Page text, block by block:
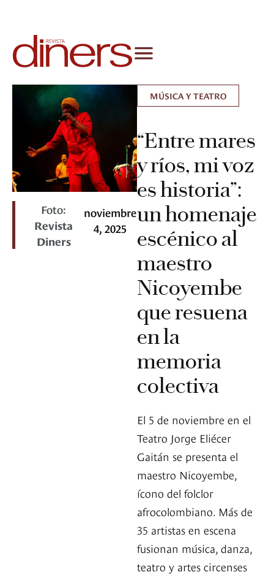
Foto:
Revista
Diners
noviembre
4, 2025
MÚSICA Y TEATRO
“Entre mares
y ríos, mi voz
es historia”:
un homenaje
escénico al
maestro
Nicoyembe
que resuena
en la
memoria
colectiva
El 5 de noviembre en el
Teatro Jorge Eliécer
Gaitán se presenta el
maestro Nicoyembe,
ícono del folclor
afrocolombiano. Más de
35 artistas en escena
fusionan música, danza,
teatro y artes circenses